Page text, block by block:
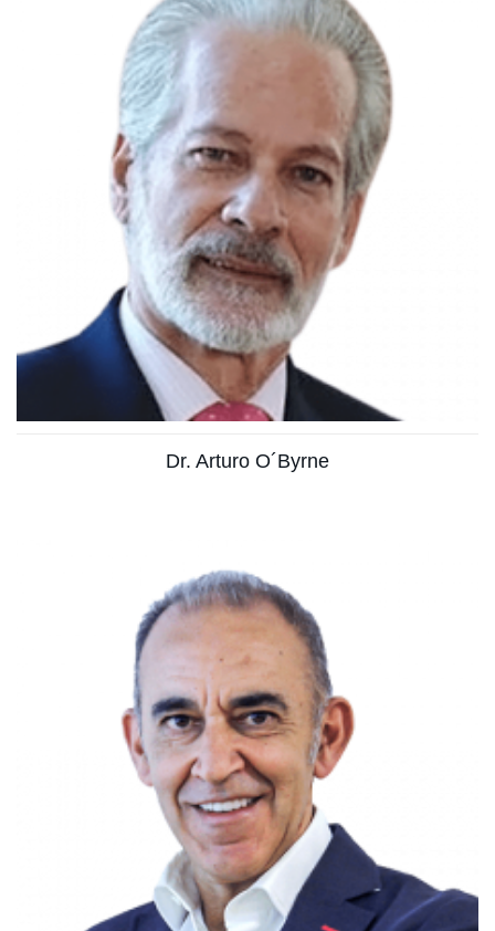
Experto mundialmente reconocido en Medicina
Biológica
Dr. Arturo O´Byrne
Doctor en Medicina y Cirugía